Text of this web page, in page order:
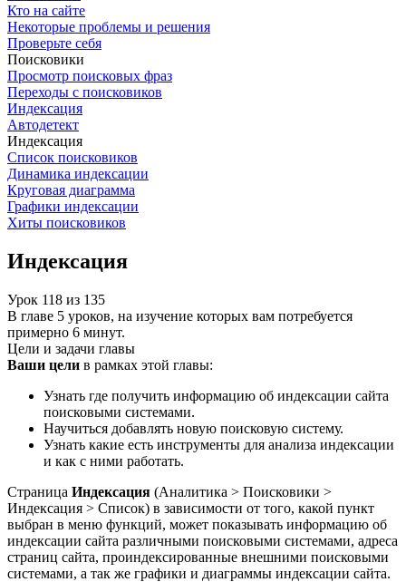
Кто на сайте
Некоторые проблемы и решения
Проверьте себя
Поисковики
Просмотр поисковых фраз
Переходы с поисковиков
Индексация
Автодетект
Индексация
Список поисковиков
Динамика индексации
Круговая диаграмма
Графики индексации
Хиты поисковиков
Индексация
Урок 118 из 135
В главе 5 уроков, на изучение которых вам потребуется
примерно 6 минут.
Цели и задачи главы
Ваши цели в рамках этой главы:
Узнать где получить информацию об индексации сайта
поисковыми системами.
Научиться добавлять новую поисковую систему.
Узнать какие есть инструменты для анализа индексации
и как с ними работать.
Страница Индексация (Аналитика > Поисковики >
Индексация > Список) в зависимости от того, какой пункт
выбран в меню функций, может показывать информацию об
индексации сайта различными поисковыми системами, адреса
страниц сайта, проиндексированные внешними поисковыми
системами, а так же графики и диаграммы индексации сайта.